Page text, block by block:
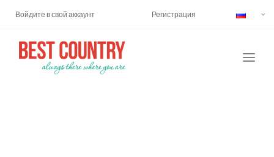
Войдите в свой аккаунт Регистрация